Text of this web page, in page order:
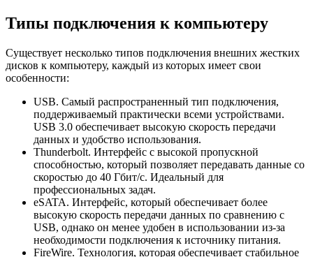
Типы подключения к компьютеру
Существует несколько типов подключения внешних жестких
дисков к компьютеру, каждый из которых имеет свои
особенности:
USB. Самый распространенный тип подключения,
поддерживаемый практически всеми устройствами.
USB 3.0 обеспечивает высокую скорость передачи
данных и удобство использования.
Thunderbolt. Интерфейс с высокой пропускной
способностью, который позволяет передавать данные со
скоростью до 40 Гбит/с. Идеальный для
профессиональных задач.
eSATA. Интерфейс, который обеспечивает более
высокую скорость передачи данных по сравнению с
USB, однако он менее удобен в использовании из-за
необходимости подключения к источнику питания.
FireWire. Технология, которая обеспечивает стабильное